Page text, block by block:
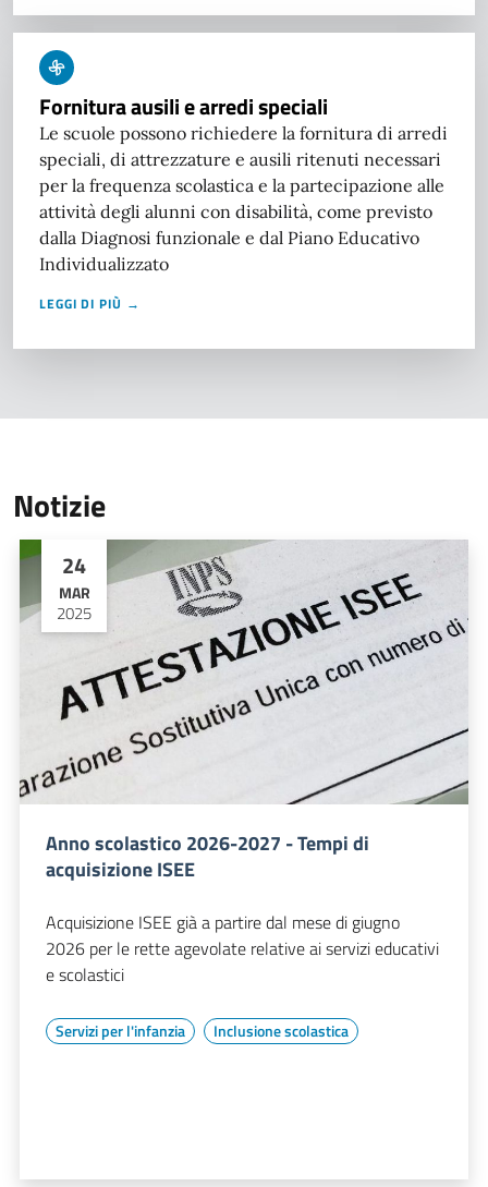
Fornitura ausili e arredi speciali
Le scuole possono richiedere la fornitura di arredi
speciali, di attrezzature e ausili ritenuti necessari
per la frequenza scolastica e la partecipazione alle
attività degli alunni con disabilità, come previsto
dalla Diagnosi funzionale e dal Piano Educativo
Individualizzato
LEGGI DI PIÙ →
Notizie
24
MAR
2025
Anno scolastico 2026-2027 - Tempi di
acquisizione ISEE
Acquisizione ISEE già a partire dal mese di giugno
2026 per le rette agevolate relative ai servizi educativi
e scolastici
Servizi per l'infanzia Inclusione scolastica